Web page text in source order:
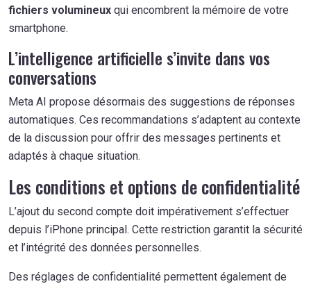
fichiers volumineux qui encombrent la mémoire de votre
smartphone.
L’intelligence artificielle s’invite dans vos
conversations
Meta AI propose désormais des suggestions de réponses
automatiques. Ces recommandations s’adaptent au contexte
de la discussion pour offrir des messages pertinents et
adaptés à chaque situation.
Les conditions et options de confidentialité
L’ajout du second compte doit impérativement s’effectuer
depuis l’iPhone principal. Cette restriction garantit la sécurité
et l’intégrité des données personnelles.
Des réglages de confidentialité permettent également de